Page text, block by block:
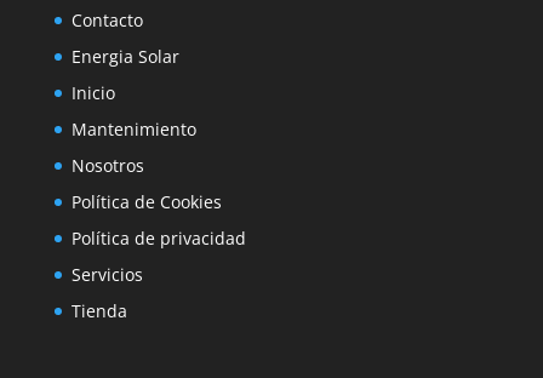
Contacto
Energia Solar
Inicio
Mantenimiento
Nosotros
Política de Cookies
Política de privacidad
Servicios
Tienda